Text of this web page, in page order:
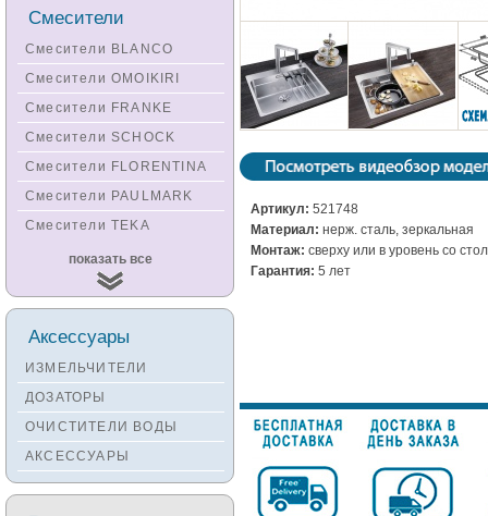
Артикул: 521748
Материал: нерж. сталь, зеркальная
Монтаж: сверху или в уровень со
Гарантия: 5 лет
Смесители
Смесители BLANCO
Смесители OMOIKIRI
Смесители FRANKE
Смесители SCHOCK
Смесители FLORENTINA
Смесители PAULMARK
Смесители TEKA
Смесители
KUCHENSTERN
Смесители ZORG
Смесители KANTERA
Смесители SEAMAN
Смесители
Zigmund&Shtain
Смесители OULIN
Смесители под бронзу
показать все
Аксессуары
ИЗМЕЛЬЧИТЕЛИ
ДОЗАТОРЫ
ОЧИСТИТЕЛИ ВОДЫ
АКСЕССУАРЫ